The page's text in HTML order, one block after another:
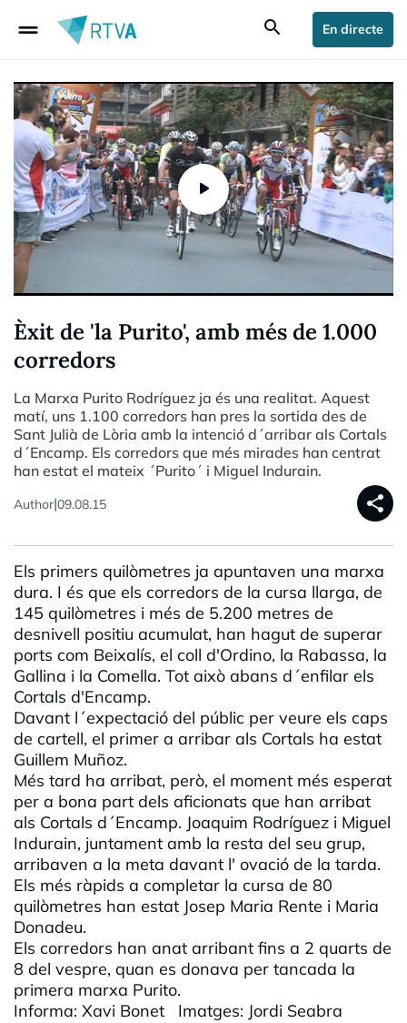
drag_handle search En directe
Èxit de 'la Purito', amb més de 1.000
corredors
La Marxa Purito Rodríguez ja és una realitat. Aquest
matí, uns 1.100 corredors han pres la sortida des de
Sant Julià de Lòria amb la intenció d´arribar als Cortals
d´Encamp. Els corredors que més mirades han centrat
han estat el mateix ´Purito´ i Miguel Indurain.
Author|09.08.15 share
Els primers quilòmetres ja apuntaven una marxa
dura. I és que els corredors de la cursa llarga, de
145 quilòmetres i més de 5.200 metres de
desnivell positiu acumulat, han hagut de superar
ports com Beixalís, el coll d'Ordino, la Rabassa, la
Gallina i la Comella. Tot això abans d´enfilar els
Cortals d'Encamp.
Davant l´expectació del públic per veure els caps
de cartell, el primer a arribar als Cortals ha estat
Guillem Muñoz.
Més tard ha arribat, però, el moment més esperat
per a bona part dels aficionats que han arribat
als Cortals d´Encamp. Joaquim Rodríguez i Miguel
Indurain, juntament amb la resta del seu grup,
arribaven a la meta davant l' ovació de la tarda.
Els més ràpids a completar la cursa de 80
quilòmetres han estat Josep Maria Rente i Maria
Donadeu.
Els corredors han anat arribant fins a 2 quarts de
8 del vespre, quan es donava per tancada la
primera marxa Purito.
Informa: Xavi Bonet Imatges: Jordi Seabra